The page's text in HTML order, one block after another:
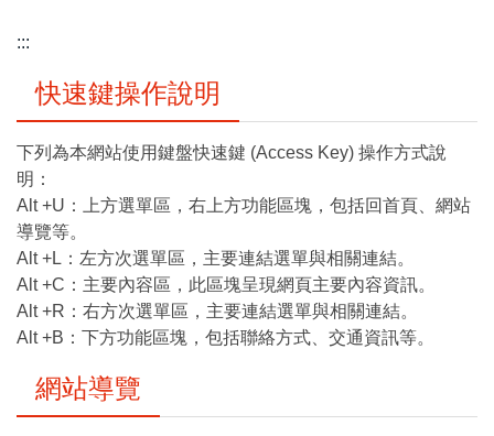
:::
快速鍵操作說明
下列為本網站使用鍵盤快速鍵 (Access Key) 操作方式說
明：
Alt +U：上方選單區，右上方功能區塊，包括回首頁、網站
導覽等。
Alt +L：左方次選單區，主要連結選單與相關連結。
Alt +C：主要內容區，此區塊呈現網頁主要內容資訊。
Alt +R：右方次選單區，主要連結選單與相關連結。
Alt +B：下方功能區塊，包括聯絡方式、交通資訊等。
網站導覽